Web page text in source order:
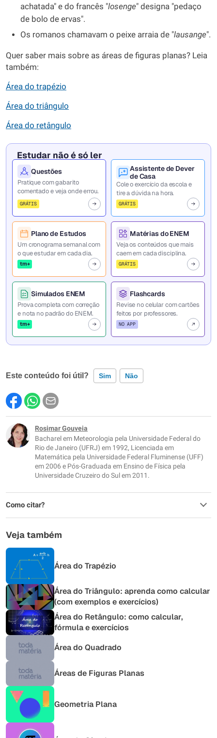
achatada" e do francês "losenge" designa "pedaço
de bolo de ervas".
Os romanos chamavam o peixe arraia de "lausange".
Quer saber mais sobre as áreas de figuras planas? Leia
também:
Área do trapézio
Área do triângulo
Área do retângulo
Estudar não é só ler
Questões
Pratique com gabarito
comentado e veja onde errou.
GRÁTIS
Assistente de Dever
de Casa
Cole o exercício da escola e
tire a dúvida na hora.
GRÁTIS
Plano de Estudos
Um cronograma semanal com
o que estudar em cada dia.
tm+
Matérias do ENEM
Veja os conteúdos que mais
caem em cada disciplina.
GRÁTIS
Simulados ENEM
Prova completa com correção
e nota no padrão do ENEM.
tm+
Flashcards
Revise no celular com cartões
feitos por professores.
NO APP
Este conteúdo foi útil? Sim Não
Este conteúdo contém informação incorreta
Este conteúdo não tem a informação que procuro
Outro
Rosimar Gouveia
Bacharel em Meteorologia pela Universidade Federal do
Rio de Janeiro (UFRJ) em 1992, Licenciada em
Matemática pela Universidade Federal Fluminense (UFF)
em 2006 e Pós-Graduada em Ensino de Física pela
Universidade Cruzeiro do Sul em 2011.
Como citar?
Veja também
Área do Trapézio
Área do Triângulo: aprenda como calcular
(com exemplos e exercícios)
Área do Retângulo: como calcular,
fórmula e exercícios
Área do Quadrado
Áreas de Figuras Planas
Geometria Plana